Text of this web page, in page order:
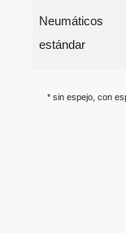
Neumáticos
estándar
* sin espejo, con